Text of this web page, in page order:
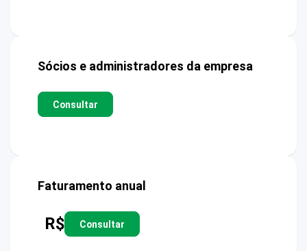
Sócios e administradores da empresa
Consultar
Faturamento anual
R$ Consultar